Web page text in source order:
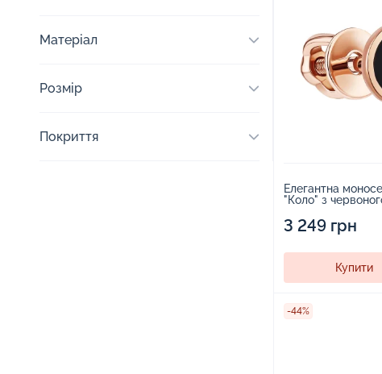
Матеріал
Розмір
Покриття
Елегантна
"Коло" з
3 249 грн
Купити
-44%